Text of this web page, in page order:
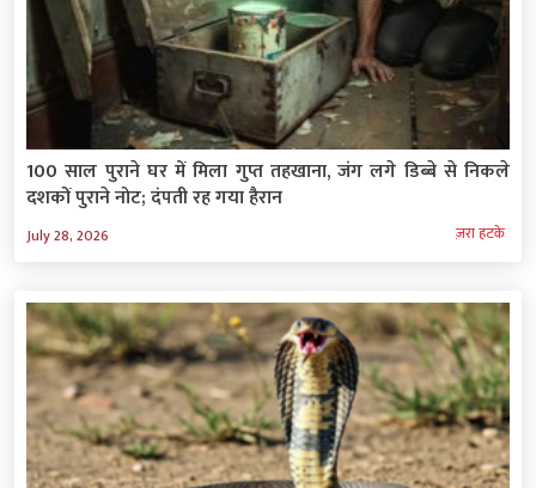
100 साल पुराने घर में मिला गुप्त तहखाना, जंग लगे डिब्बे से निकले
दशकों पुराने नोट; दंपती रह गया हैरान
July 28, 2026 ज़रा हटके